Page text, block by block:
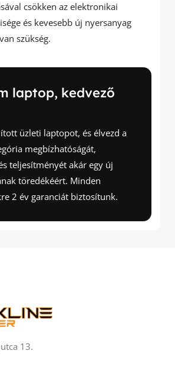
csökken az elektronikai
és kevesebb új nyersanyag
szükség.
laptop, kedvező
üzleti laptopot, és élvezd a
megbízhatóságát,
teljesítményét akár egy új
töredékéért. Minden
2 év garanciát biztosítunk.
13.